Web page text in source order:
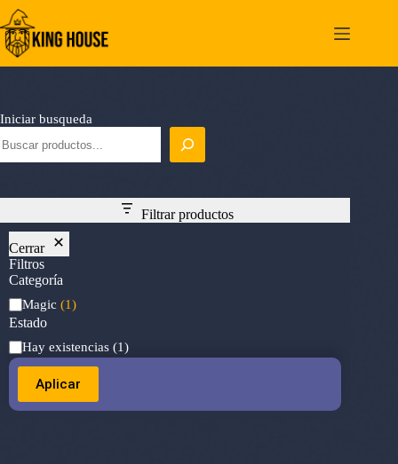
Saltar
al
contenido
Iniciar busqueda
Filtrar productos
Cerrar
Filtros
Categoría
Categoría
Magic (1)
Estado
Estado
Hay existencias (1)
Aplicar